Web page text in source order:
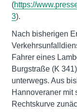
(https://
3).
Nach bisherigen
Fahrer eines
Burgstraße (K
unterwegs. Aus
Hannoveraner mit
Rechtskurve